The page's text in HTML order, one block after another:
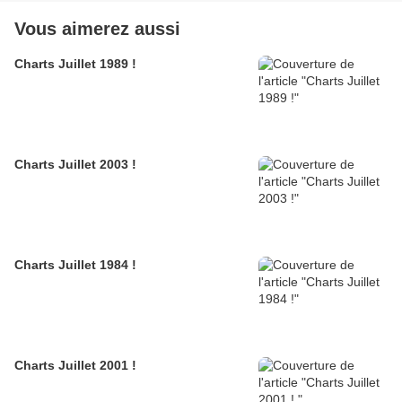
Vous aimerez aussi
Charts Juillet 1989 !
Charts Juillet 2003 !
Charts Juillet 1984 !
Charts Juillet 2001 !